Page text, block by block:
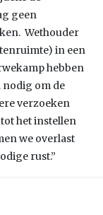
geen
Wethouder
in een
hebben
nodig om de
verzoeken
het instellen
we overlast
rust.”